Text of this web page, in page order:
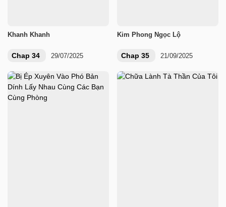
Khanh Khanh
Chap 34 29/07/2025
Kim Phong Ngọc Lộ
Chap 35 21/09/2025